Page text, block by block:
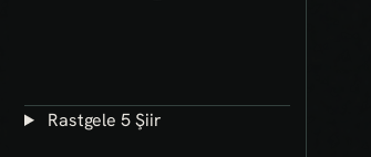
Rastgele 5 Şiir